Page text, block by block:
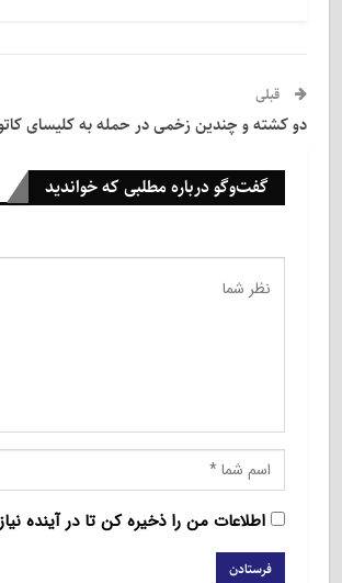
قبلی
دو کشته و چندین زخمی در حمله به کلیسای
گفت‌وگو درباره مطلبی که خواندید
اطلاعات من را ذخیره کن تا در آینده